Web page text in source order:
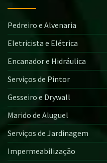
Pedreiro e Alvenaria
Eletricista e Elétrica
Encanador e Hidráulica
Serviços de Pintor
Gesseiro e Drywall
Marido de Aluguel
Serviços de Jardinagem
Impermeabilização